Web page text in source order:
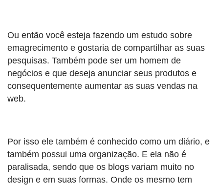
Ou então você esteja fazendo um estudo sobre
emagrecimento e gostaria de compartilhar as suas
pesquisas. Também pode ser um homem de
negócios e que deseja anunciar seus produtos e
consequentemente aumentar as suas vendas na
web.
Por isso ele também é conhecido como um diário, e
também possui uma organização. E ela não é
paralisada, sendo que os blogs variam muito no
design e em suas formas. Onde os mesmo tem